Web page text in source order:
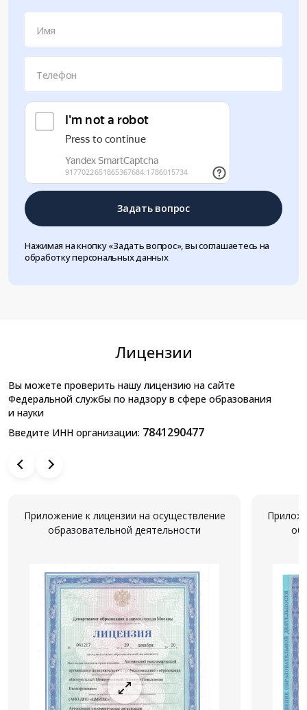
Имя
Телефон
Задать вопрос
Нажимая на кнопку «Задать вопрос», вы соглашаетесь на
обработку персональных данных
Лицензии
Вы можете проверить нашу лицензию на сайте
Федеральной службы по надзору в сфере образования
и науки
Введите ИНН организации: 7841290477
Приложение к лицензии на осуществление
образовательной деятельности